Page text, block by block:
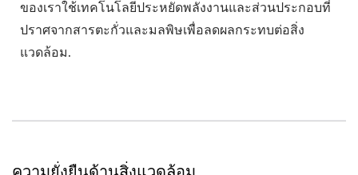
ของเราใช้เทคโนโลยีประหยัดพลังงานและส่วนประกอบที่
ปราศจากสารตะกั่วและมลพิษเพื่อลดผลกระทบต่อสิ่ง
แวดล้อม.